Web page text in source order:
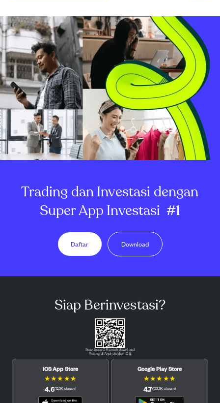
Trading dan Investasi dengan
Super App Investasi #1
Daftar Download
Siap Berinvestasi?
Scan kode QR untuk download
Pluang di Android dan iOS.
iOS App Store
★★★ ★★
4.6(12.3K ulasan)
Google Play Store
★★★ ★★
4.7(122.3K ulasan)